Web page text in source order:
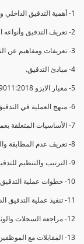
1- أهمية التدقيق الداخلي وتعريفه.
2- تعريف التدقيق وأنواعه الرئيسية.
3- تعريفات ومفاهيم عن التدقيق الداخلي.
4- مبادئ التدقيق.
5- معيار الايزو 19011:2018.
6- منهج العملية في التدقيق الداخلي.
7- الأساسيات المتعلقة بعملية التدقيق الداخلي.
8- تعريف عدم المطابقة والملاحظات.
9- الترتيب والتنظيم للتدقيق الداخلي.
10- خطوات عملية التدقيق الداخلي.
11- تنفيذ عملية التدقيق الداخلي والاجتماع الافتتاحي.
12- مراجعة السجلات والوثائق.
13- المقابلات مع الموظفين ومراقبة الانشطة والمرافق.